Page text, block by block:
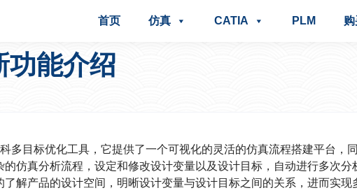
首页 仿真 CATIA PLM
功能介绍
多目标优化工具，它提供了一个可视化的灵活的仿真流程搭建平台
仿真分析流程，设定和修改设计变量以及设计目标，自动进行多次
解产品的设计空间，明晰设计变量与设计目标之间的关系，进而实现